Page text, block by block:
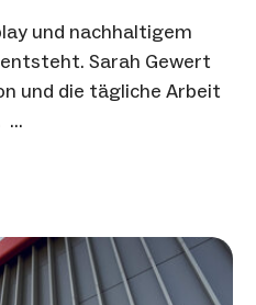
und nachhaltigem
Sarah Gewert
und die tägliche Arbeit
…